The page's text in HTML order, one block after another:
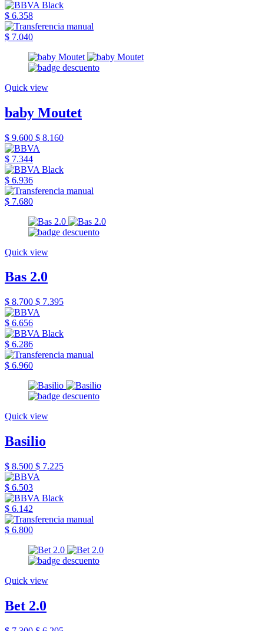
$ 6.358
$ 7.040
Quick view
baby Moutet
$ 9.600 $ 8.160
$ 7.344
$ 6.936
$ 7.680
Quick view
Bas 2.0
$ 8.700 $ 7.395
$ 6.656
$ 6.286
$ 6.960
Quick view
Basilio
$ 8.500 $ 7.225
$ 6.503
$ 6.142
$ 6.800
Quick view
Bet 2.0